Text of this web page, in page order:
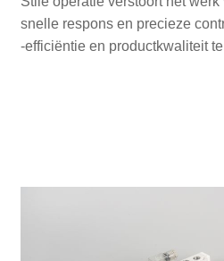
snelle respons en precieze
-efficiëntie en productkwaliteit